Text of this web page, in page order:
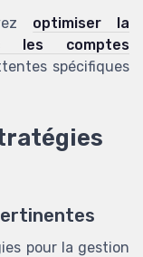
optimiser la
les comptes
spécifiques
pour la gestion